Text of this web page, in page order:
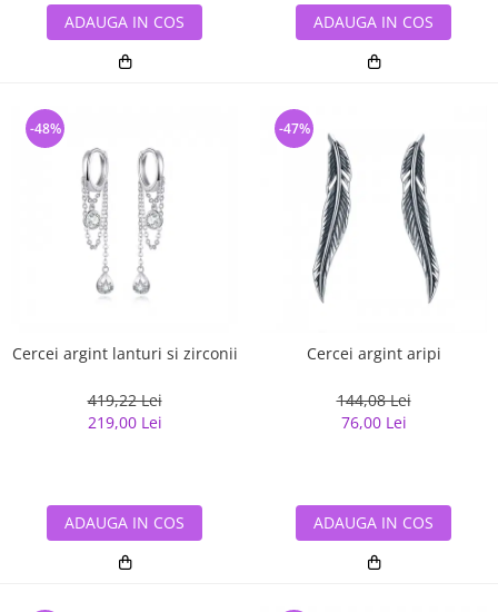
ADAUGA IN COS ADAUGA IN COS
Cercei argint lanturi si zirconii
419,22 Lei
219,00 Lei
-48%
ADAUGA IN COS
Cercei argint aripi
144,08 Lei
76,00 Lei
-47%
ADAUGA IN COS